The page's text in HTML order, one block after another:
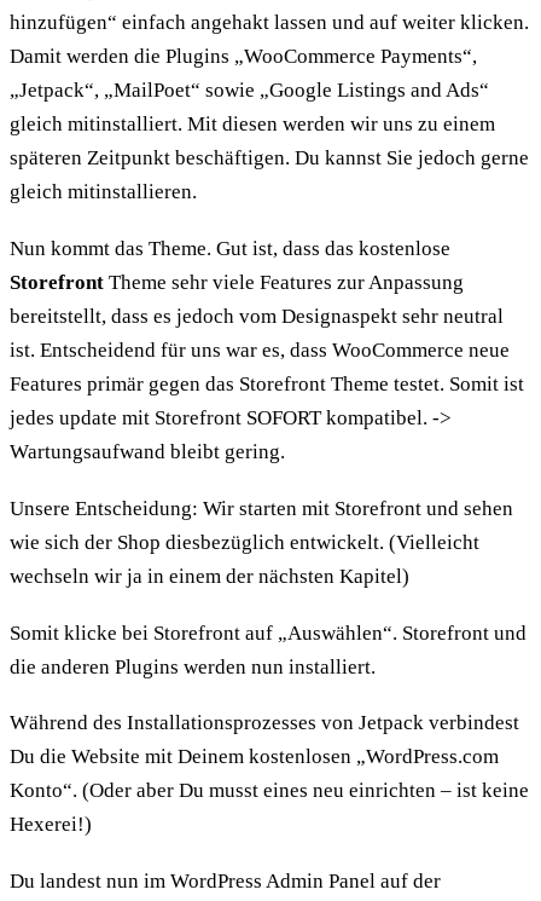
hinzufügen“ einfach angehakt lassen und auf weiter klicken.
Damit werden die Plugins „WooCommerce Payments“,
„Jetpack“, „MailPoet“ sowie „Google Listings and Ads“
gleich mitinstalliert. Mit diesen werden wir uns zu einem
späteren Zeitpunkt beschäftigen. Du kannst Sie jedoch gerne
gleich mitinstallieren.
Nun kommt das Theme. Gut ist, dass das kostenlose
Storefront Theme sehr viele Features zur Anpassung
bereitstellt, dass es jedoch vom Designaspekt sehr neutral
ist. Entscheidend für uns war es, dass WooCommerce neue
Features primär gegen das Storefront Theme testet. Somit ist
jedes update mit Storefront SOFORT kompatibel. ->
Wartungsaufwand bleibt gering.
Unsere Entscheidung: Wir starten mit Storefront und sehen
wie sich der Shop diesbezüglich entwickelt. (Vielleicht
wechseln wir ja in einem der nächsten Kapitel)
Somit klicke bei Storefront auf „Auswählen“. Storefront und
die anderen Plugins werden nun installiert.
Während des Installationsprozesses von Jetpack verbindest
Du die Website mit Deinem kostenlosen „WordPress.com
Konto“. (Oder aber Du musst eines neu einrichten – ist keine
Hexerei!)
Du landest nun im WordPress Admin Panel auf der